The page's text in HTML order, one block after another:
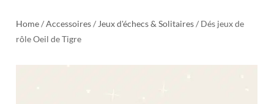
Home/Accessoires/ Jeux d'échecs & Solitaires/ Dés jeux de
rôle Oeil de Tigre